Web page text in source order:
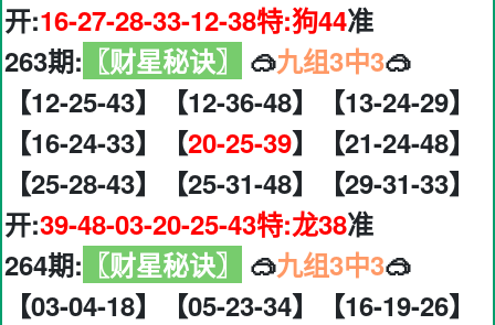
开:16-27-28-33-12-38特:狗44准
263期: 〖财星秘诀〗 🥽九组3中3🥽
【12-25-43】【12-36-48】【13-24-29】
【16-24-33】【20-25-39】【21-24-48】
【25-28-43】【25-31-48】【29-31-33】
开:39-48-03-20-25-43特:龙38准
264期: 〖财星秘诀〗 🥽九组3中3🥽
【03-04-18】【05-23-34】【16-19-26】